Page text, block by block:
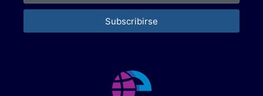
Subscribirse